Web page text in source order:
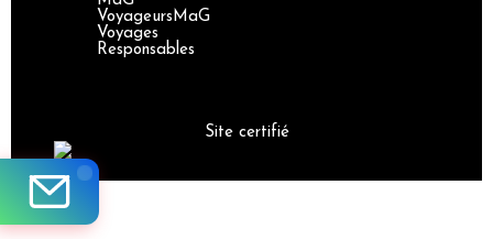
VoyageursMaG
Voyages
Responsables
Site certifié